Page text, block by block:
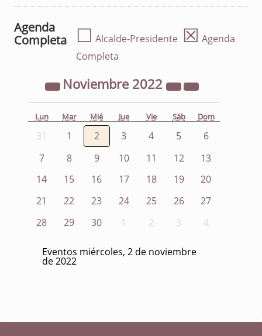
Agenda
Completa
☐ Alcalde-Presidente ☒ Agenda
Completa
Noviembre 2022
Lun Mar Mié Jue Vie Sáb Dom
31 1 2 3 4 5
6
7
8 9 10 11 12
13
14
15 16 17 18 19
20
21
22 23 24 25 26
27
28
29 30 1 2 3 4
Eventos miércoles, 2 de noviembre
de 2022